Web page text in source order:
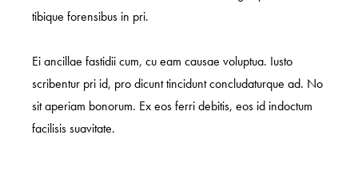
tibique forensibus in pri.
Ei ancillae fastidii cum, cu eam causae voluptua. Iusto
scribentur pri id, pro dicunt tincidunt concludaturque ad. No
sit aperiam bonorum. Ex eos ferri debitis, eos id indoctum
facilisis suavitate.